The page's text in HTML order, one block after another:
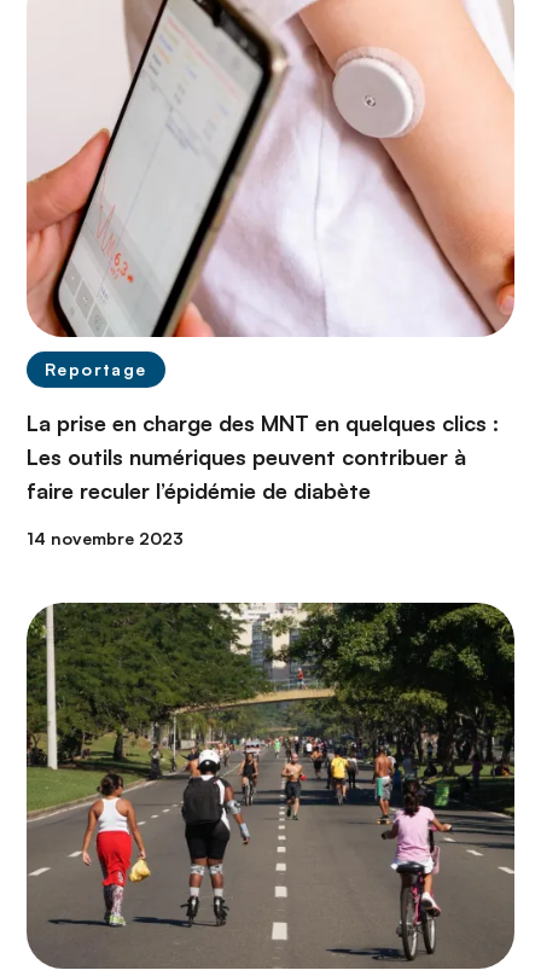
Reportage
La prise en charge des MNT en quelques clics :
Les outils numériques peuvent contribuer à
faire reculer l’épidémie de diabète
14 novembre 2023